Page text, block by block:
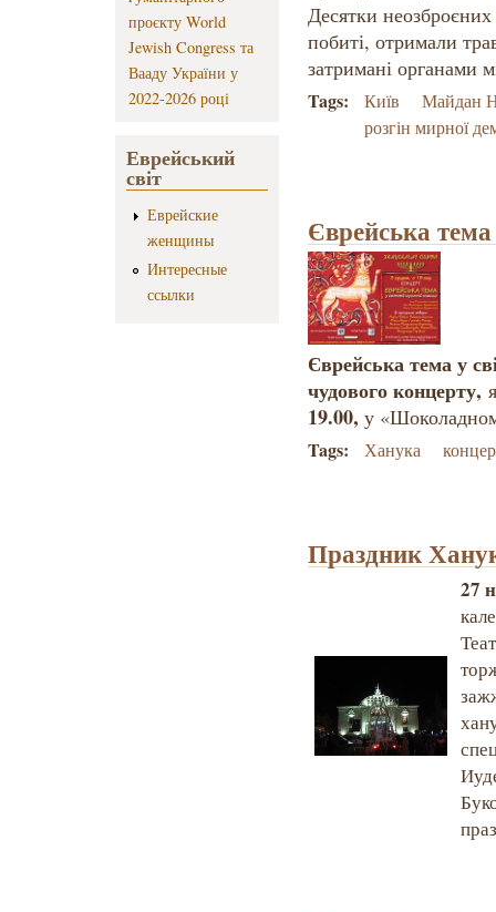
проєкту World
Jewish Congress та
Вааду України у
2022-2026 році
Еврейський
світ
Еврейские
женщины
Интересные
ссылки
Десятки
побиті, отримали
затримані органами
Tags: Київ
Майдан
розгін мирної
Єврейська тема
Єврейська тема у
чудового концерту,
19.00, у
Tags: Ханука
Праздник
27